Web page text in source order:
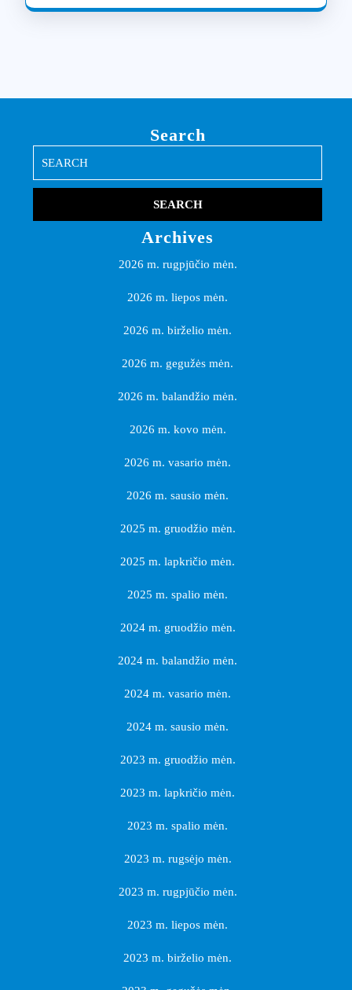
Search
for:
Archives
2026 m. rugpjūčio mėn.
2026 m. liepos mėn.
2026 m. birželio mėn.
2026 m. gegužės mėn.
2026 m. balandžio mėn.
2026 m. kovo mėn.
2026 m. vasario mėn.
2026 m. sausio mėn.
2025 m. gruodžio mėn.
2025 m. lapkričio mėn.
2025 m. spalio mėn.
2024 m. gruodžio mėn.
2024 m. balandžio mėn.
2024 m. vasario mėn.
2024 m. sausio mėn.
2023 m. gruodžio mėn.
2023 m. lapkričio mėn.
2023 m. spalio mėn.
2023 m. rugsėjo mėn.
2023 m. rugpjūčio mėn.
2023 m. liepos mėn.
2023 m. birželio mėn.